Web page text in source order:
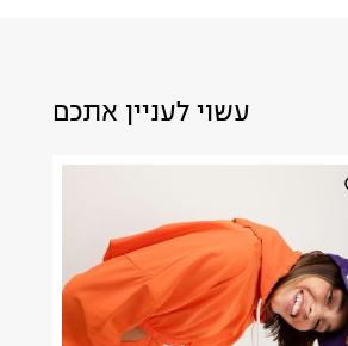
עשוי לעניין אתכם